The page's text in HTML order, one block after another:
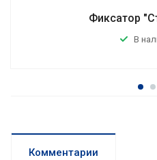
Фиксатор
В
Комментарии